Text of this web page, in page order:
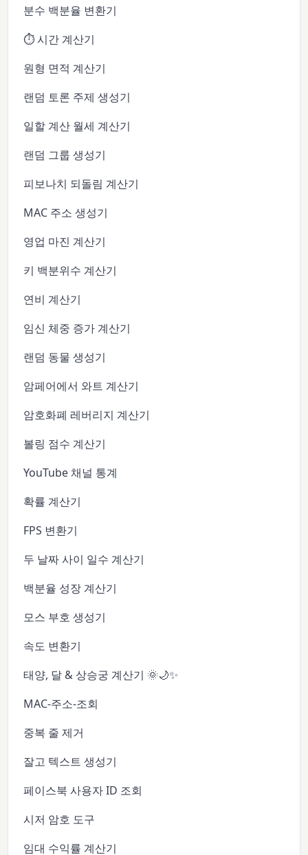
분수 백분율 변환기
⏱️ 시간 계산기
원형 면적 계산기
랜덤 토론 주제 생성기
일할 계산 월세 계산기
랜덤 그룹 생성기
피보나치 되돌림 계산기
MAC 주소 생성기
영업 마진 계산기
키 백분위수 계산기
연비 계산기
임신 체중 증가 계산기
랜덤 동물 생성기
암페어에서 와트 계산기
암호화폐 레버리지 계산기
볼링 점수 계산기
YouTube 채널 통계
확률 계산기
FPS 변환기
두 날짜 사이 일수 계산기
백분율 성장 계산기
모스 부호 생성기
속도 변환기
태양, 달 & 상승궁 계산기 🌞🌙✨
MAC-주소-조회
중복 줄 제거
잘고 텍스트 생성기
페이스북 사용자 ID 조회
시저 암호 도구
임대 수익률 계산기